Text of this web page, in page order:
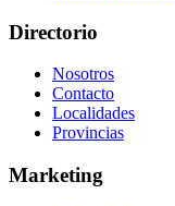
Directorio
Nosotros
Contacto
Localidades
Provincias
Marketing